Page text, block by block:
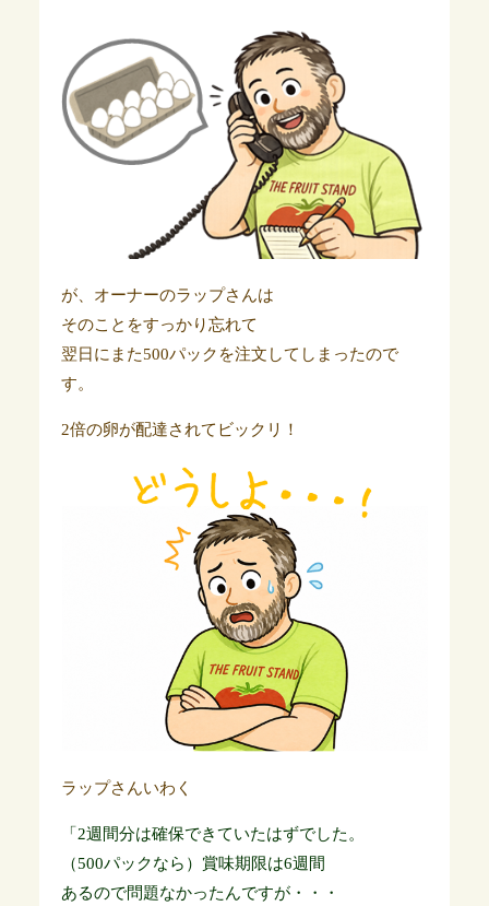
が、オーナーのラップさんは
そのことをすっかり忘れて
翌日にまた500パックを注文してしまったので
す。
2倍の卵が配達されてビックリ！
ラップさんいわく
「2週間分は確保できていたはずでした。
（500パックなら）賞味期限は6週間
あるので問題なかったんですが・・・